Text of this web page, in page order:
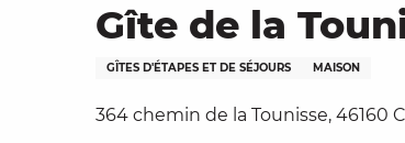
Gîte de la
GÎTES D'ÉTAPES ET DE SÉJOURS MAISON
364 chemin de la Tounisse, 46160